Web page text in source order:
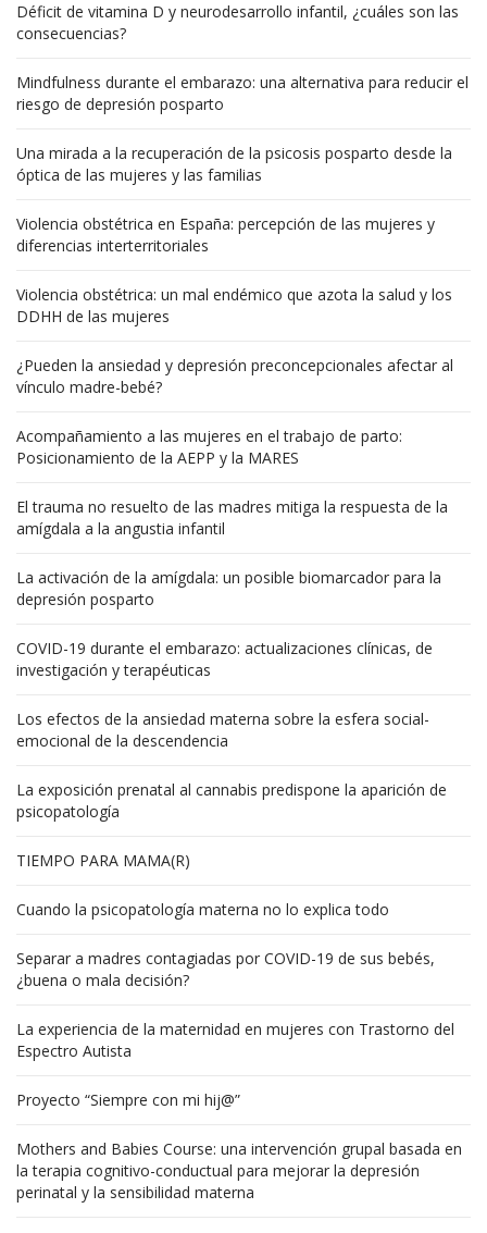
Déficit de vitamina D y neurodesarrollo infantil, ¿cuáles son las
consecuencias?
Mindfulness durante el embarazo: una alternativa para reducir el
riesgo de depresión posparto
Una mirada a la recuperación de la psicosis posparto desde la
óptica de las mujeres y las familias
Violencia obstétrica en España: percepción de las mujeres y
diferencias interterritoriales
Violencia obstétrica: un mal endémico que azota la salud y los
DDHH de las mujeres
¿Pueden la ansiedad y depresión preconcepcionales afectar al
vínculo madre-bebé?
Acompañamiento a las mujeres en el trabajo de parto:
Posicionamiento de la AEPP y la MARES
El trauma no resuelto de las madres mitiga la respuesta de la
amígdala a la angustia infantil
La activación de la amígdala: un posible biomarcador para la
depresión posparto
COVID-19 durante el embarazo: actualizaciones clínicas, de
investigación y terapéuticas
Los efectos de la ansiedad materna sobre la esfera social-
emocional de la descendencia
La exposición prenatal al cannabis predispone la aparición de
psicopatología
TIEMPO PARA MAMA(R)
Cuando la psicopatología materna no lo explica todo
Separar a madres contagiadas por COVID-19 de sus bebés,
¿buena o mala decisión?
La experiencia de la maternidad en mujeres con Trastorno del
Espectro Autista
Proyecto “Siempre con mi hij@”
Mothers and Babies Course: una intervención grupal basada en
la terapia cognitivo-conductual para mejorar la depresión
perinatal y la sensibilidad materna